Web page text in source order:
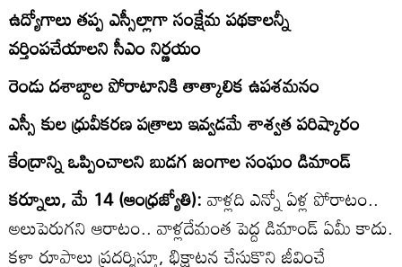
ఉద్యోగాలు తప్ప ఎస్సీల్లాగా సంక్షేమ పథకాలన్నీ
వర్తింపచేయాలని సీఎం నిర్ణయం
రెండు దశాబ్దాల పోరాటానికి తాత్కాలిక ఉపశమనం
ఎస్సీ కుల ధ్రువీకరణ పత్రాలు ఇవ్వడమే శాశ్వత పరిష్కారం
కేంద్రాన్ని ఒప్పించాలని బుడగ జంగాల సంఘం డిమాండ్‌
కర్నూలు, మే 14 (ఆంధ్రజ్యోతి):వాళ్లది ఎన్నో ఏళ్ల పోరాటం..
అలుపెరుగని ఆరాటం.. వాళ్లదేమంత పెద్ద డిమాండ్‌ ఏమీ కాదు.
కళా రూపాలు ప్రదర్శిస్తూ, భిక్షాటన చేసుకొని జీవించే